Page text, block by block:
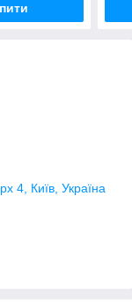
4, Київ, Україна